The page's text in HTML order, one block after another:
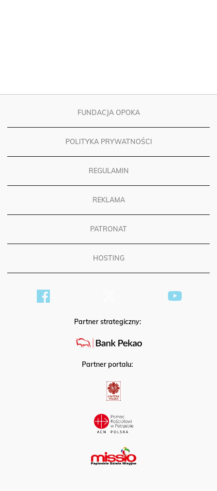
FUNDACJA OPOKA
POLITYKA PRYWATNOŚCI
REGULAMIN
REKLAMA
PATRONAT
HOSTING
Partner strategiczny:
Partner portalu: